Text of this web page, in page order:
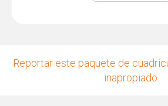
Reportar este paquete de
inapropiado.